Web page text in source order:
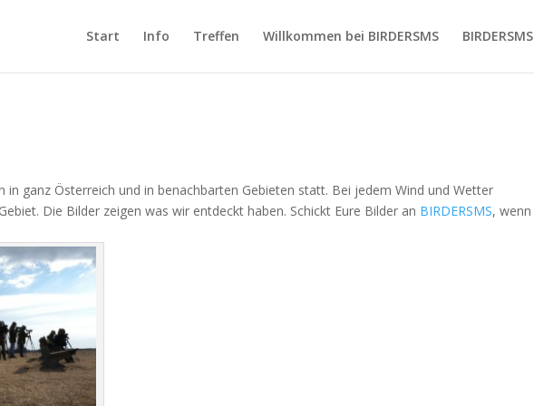
Start Info Treffen Willkommen bei BIRDERSMS BIRDERSMS
in ganz Österreich und in benachbarten Gebieten statt. Bei jedem Wind und Wetter
Die Bilder zeigen was wir entdeckt haben. Schickt Eure Bilder an BIRDERSMS, wenn